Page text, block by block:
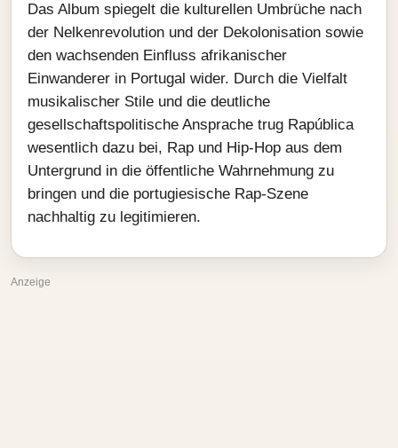
Das Album spiegelt die kulturellen Umbrüche nach
der Nelkenrevolution und der Dekolonisation sowie
den wachsenden Einfluss afrikanischer
Einwanderer in Portugal wider. Durch die Vielfalt
musikalischer Stile und die deutliche
gesellschaftspolitische Ansprache trug Rapública
wesentlich dazu bei, Rap und Hip‑Hop aus dem
Untergrund in die öffentliche Wahrnehmung zu
bringen und die portugiesische Rap‑Szene
nachhaltig zu legitimieren.
Anzeige